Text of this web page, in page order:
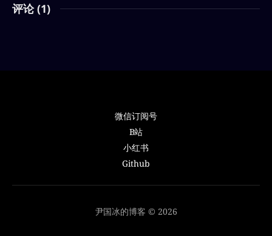
评论 (1)
微信订阅号
B站
小红书
Github
尹国冰的博客 © 2026